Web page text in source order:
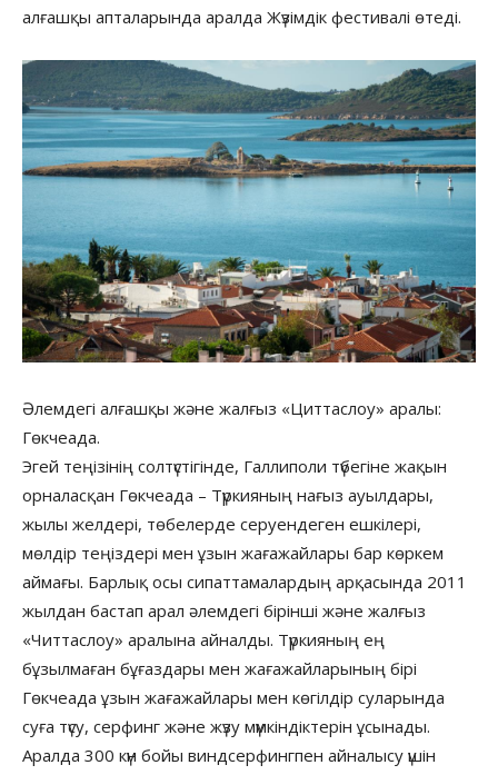
алғашқы апталарында аралда Жүзімдік фестивалі өтеді.
Әлемдегі алғашқы және жалғыз «Циттаслоу» аралы:
Гөкчеада.
Эгей теңізінің солтүстігінде, Галлиполи түбегіне жақын
орналасқан Гөкчеада – Түркияның нағыз ауылдары,
жылы желдері, төбелерде серуендеген ешкілері,
мөлдір теңіздері мен ұзын жағажайлары бар көркем
аймағы. Барлық осы сипаттамалардың арқасында 2011
жылдан бастап арал әлемдегі бірінші және жалғыз
«Читтаслоу» аралына айналды. Түркияның ең
бұзылмаған бұғаздары мен жағажайларының бірі
Гөкчеада ұзын жағажайлары мен көгілдір суларында
суға түсу, серфинг және жүзу мүмкіндіктерін ұсынады.
Аралда 300 күн бойы виндсерфингпен айналысу үшін